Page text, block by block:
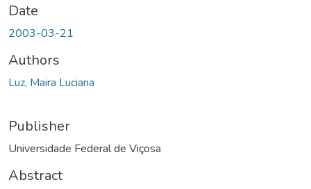
Date
2003-03-21
Authors
Luz, Maira Luciana
Publisher
Universidade Federal de Viçosa
Abstract